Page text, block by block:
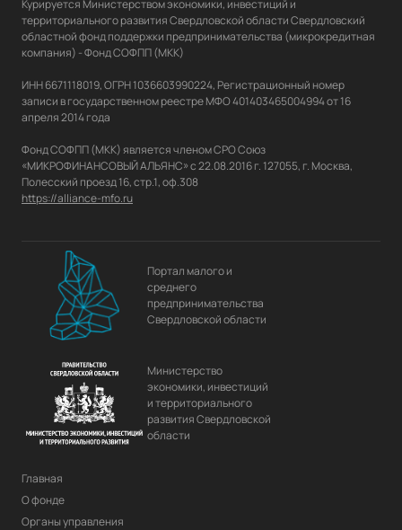
Курируется Министерством экономики, инвестиций и
территориального развития Свердловской области Свердловский
областной фонд поддержки предпринимательства (микрокредитная
компания) - Фонд СОФПП (МКК)
ИНН 6671118019, ОГРН 1036603990224, Регистрационный номер
записи в государственном реестре МФО 401403465004994 от 16
апреля 2014 года
Фонд СОФПП (МКК) является членом СРО Союз
«МИКРОФИНАНСОВЫЙ АЛЬЯНС» с 22.08.2016 г. 127055, г. Москва,
https://alliance-mfo.ru
Портал малого и
среднего
предпринимательства
Свердловской области
Министерство
экономики, инвестиций
и территориального
развития Свердловской
области
Главная
О фонде
Органы управления